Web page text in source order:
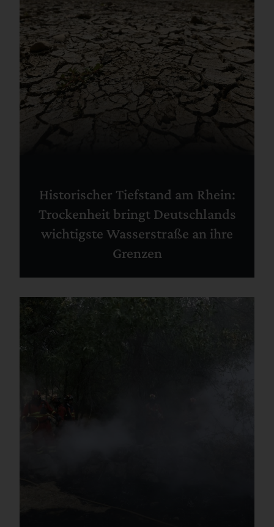
Historischer Tiefstand am Rhein:
Trockenheit bringt Deutschlands
wichtigste Wasserstraße an ihre
Grenzen